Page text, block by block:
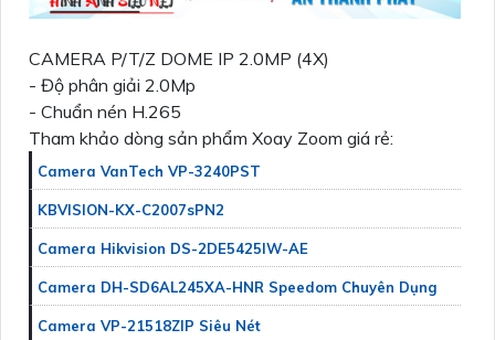
CAMERA P/T/Z DOME IP 2.0MP (4X)
- Độ phân giải 2.0Mp
- Chuẩn nén H.265
Tham khảo dòng sản phẩm Xoay Zoom giá rẻ:
Camera VanTech VP-3240PST
KBVISION-KX-C2007sPN2
Camera Hikvision DS-2DE5425IW-AE
Camera DH-SD6AL245XA-HNR Speedom Chuyên Dụng
Camera VP-21518ZIP Siêu Nét